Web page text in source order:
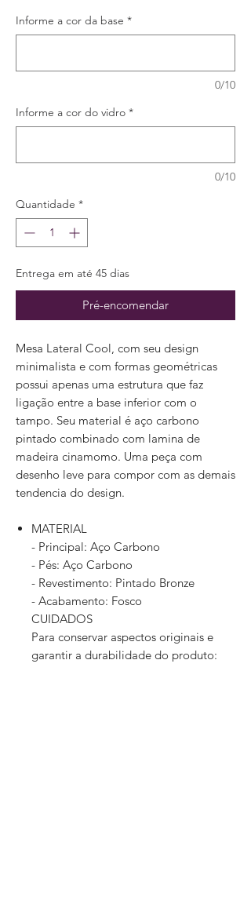
Informe a cor da base *
0/10
Informe a cor do vidro *
0/10
Quantidade *
Entrega em até 45 dias
Pré-encomendar
Mesa Lateral Cool, com seu design
minimalista e com formas geométricas
possui apenas uma estrutura que faz
ligação entre a base inferior com o
tampo. Seu material é aço carbono
pintado combinado com lamina de
madeira cinamomo. Uma peça com
desenho leve para compor com as demais
tendencia do design.
MATERIAL
- Principal: Aço Carbono
- Pés: Aço Carbono
- Revestimento: Pintado Bronze
- Acabamento: Fosco
CUIDADOS
Para conservar aspectos originais e
garantir a durabilidade do produto: